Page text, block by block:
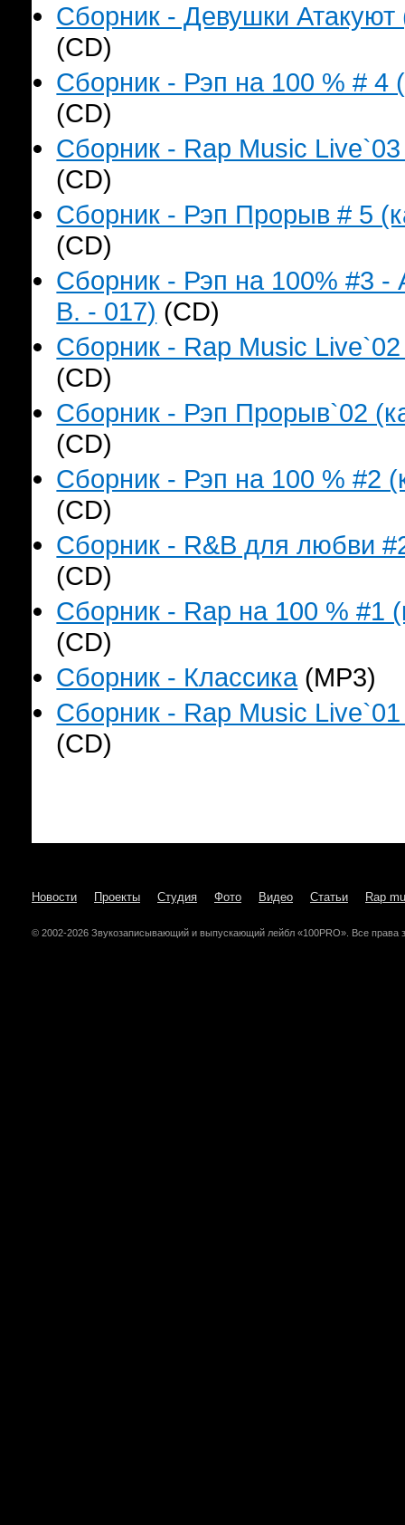
Сборник - Девушки
(CD)
Сборник - Рэп на 100 % # 4
(CD)
Сборник - Rap Music
(CD)
Сборник - Рэп Прорыв # 5
(CD)
Сборник - Рэп на 100% #3
B. - 017) (CD)
Сборник - Rap Music
(CD)
Сборник - Рэп Прорыв`02
(CD)
Сборник - Рэп на 100 % #2
(CD)
Сборник - R&B для любви
(CD)
Сборник - Rap на 100 % #1
(CD)
Сборник - Классика(MP3)
Сборник - Rap Music
(CD)
Новости Проекты Студия Фото Видео Статьи Rap
© 2002-2026 Звукозаписывающий и выпускающий лейбл «100PRO». Все